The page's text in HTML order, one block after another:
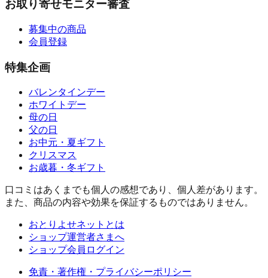
お取り寄せモニター審査
募集中の商品
会員登録
特集企画
バレンタインデー
ホワイトデー
母の日
父の日
お中元・夏ギフト
クリスマス
お歳暮・冬ギフト
口コミはあくまでも個人の感想であり、個人差があります。
また、商品の内容や効果を保証するものではありません。
おとりよせネットとは
ショップ運営者さまへ
ショップ会員ログイン
免責・著作権・プライバシーポリシー